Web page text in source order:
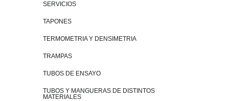
SERVICIOS
TAPONES
TERMOMETRIA Y DENSIMETRIA
TRAMPAS
TUBOS DE ENSAYO
TUBOS Y MANGUERAS DE DISTINTOS
MATERIALES